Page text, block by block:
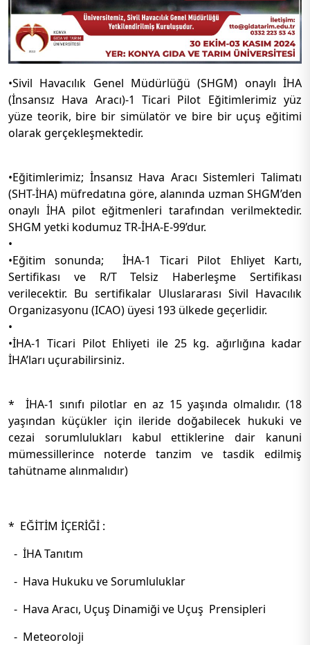
•Sivil Havacılık Genel Müdürlüğü (SHGM) onaylı İHA
(İnsansız Hava Aracı)-1 Ticari Pilot Eğitimlerimiz yüz
yüze teorik, bire bir simülatör ve bire bir uçuş eğitimi
olarak gerçekleşmektedir.
•Eğitimlerimiz; İnsansız Hava Aracı Sistemleri Talimatı
(SHT-İHA) müfredatına göre, alanında uzman SHGM’den
onaylı İHA pilot eğitmenleri tarafından verilmektedir.
SHGM yetki kodumuz TR-İHA-E-99’dur.
•
•Eğitim sonunda; İHA-1 Ticari Pilot Ehliyet Kartı,
Sertifikası ve R/T Telsiz Haberleşme Sertifikası
verilecektir. Bu sertifikalar Uluslararası Sivil Havacılık
Organizasyonu (ICAO) üyesi 193 ülkede geçerlidir.
•
•İHA-1 Ticari Pilot Ehliyeti ile 25 kg. ağırlığına kadar
İHA’ları uçurabilirsiniz.
* İHA-1 sınıfı pilotlar en az 15 yaşında olmalıdır. (18
yaşından küçükler için ileride doğabilecek hukuki ve
cezai sorumlulukları kabul ettiklerine dair kanuni
mümessillerince noterde tanzim ve tasdik edilmiş
tahütname alınmalıdır)
* EĞİTİM İÇERİĞİ :
- İHA Tanıtım
- Hava Hukuku ve Sorumluluklar
- Hava Aracı, Uçuş Dinamiği ve Uçuş Prensipleri
- Meteoroloji